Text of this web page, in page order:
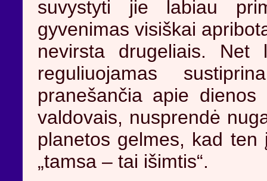
suvystyti jie labiau
gyvenimas visiškai
nevirsta drugeliais.
reguliuojamas
pranešančia apie
valdovais, nusprendė
planetos gelmes, kad
„tamsa – tai išimtis“.